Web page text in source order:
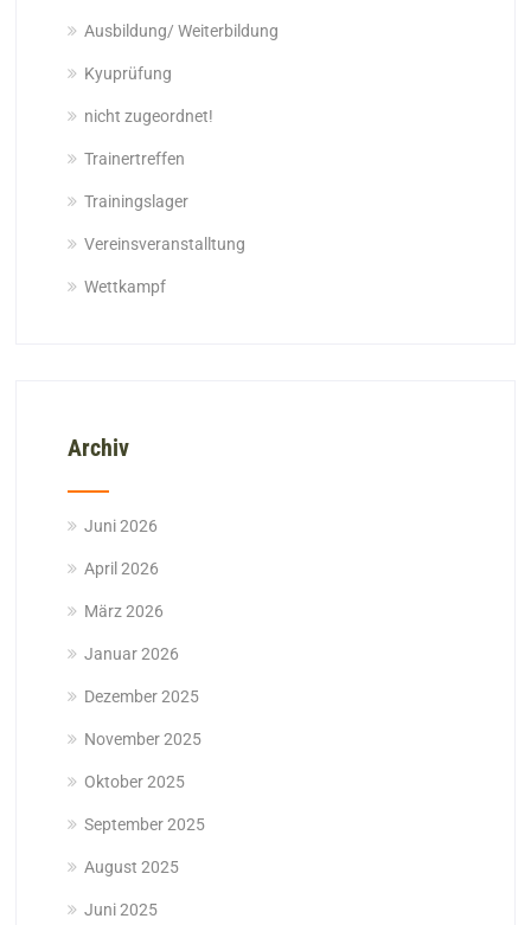
Ausbildung/ Weiterbildung
Kyuprüfung
nicht zugeordnet!
Trainertreffen
Trainingslager
Vereinsveranstalltung
Wettkampf
Archiv
Juni 2026
April 2026
März 2026
Januar 2026
Dezember 2025
November 2025
Oktober 2025
September 2025
August 2025
Juni 2025